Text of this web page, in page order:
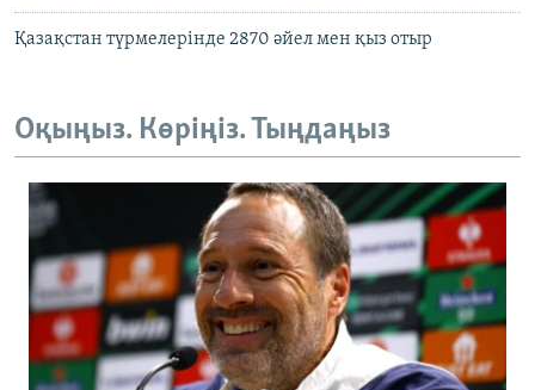
Қазақстан түрмелерінде 2870 әйел мен қыз отыр
Оқыңыз. Көріңіз. Тыңдаңыз